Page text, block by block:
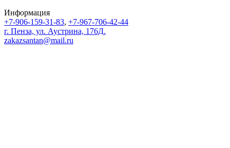
Информация
+7-906-159-31-83, +7-967-706-42-44
г. Пенза, ул. Аустрина, 176Д.
zakazsantan@mail.ru